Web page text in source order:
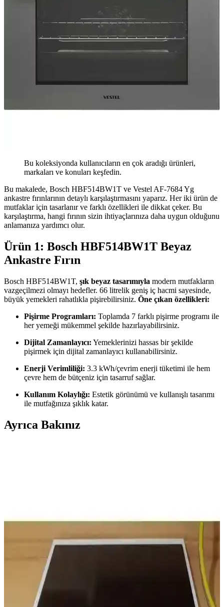
Bu koleksiyonda kullanıcıların en çok aradığı ürünleri,
markaları ve konuları keşfedin.
Bu makalede, Bosch HBF514BW1T ve Vestel AF-7684 Yg
ankastre fırınlarının detaylı karşılaştırmasını yaparız. Her iki ürün de
mutfaklar için tasarlanır ve farklı özellikleri ile dikkat çeker. Bu
karşılaştırma, hangi fırının sizin ihtiyaçlarınıza daha uygun olduğunu
anlamanıza yardımcı olur.
Ürün 1: Bosch HBF514BW1T Beyaz
Ankastre Fırın
Bosch HBF514BW1T, şık beyaz tasarımıyla modern mutfakların
vazgeçilmezi olmayı hedefler. 66 litrelik geniş iç hacmi sayesinde,
büyük yemekleri rahatlıkla pişirebilirsiniz. Öne çıkan özellikleri:
Pişirme Programları: Toplamda 7 farklı pişirme programı ile
her yemeği mükemmel şekilde hazırlayabilirsiniz.
Dijital Zamanlayıcı: Yemeklerinizi hassas bir şekilde
pişirmek için dijital zamanlayıcı kullanabilirsiniz.
Enerji Verimliliği: 3.3 kWh/çevrim enerji tüketimi ile hem
çevre hem de bütçeniz için tasarruf sağlar.
Kullanım Kolaylığı: Estetik görünümü ve kullanışlı tasarımı
ile mutfağınıza şıklık katar.
Ayrıca Bakınız
Kenz Life Ankastre Modülü Kabini İncelemesi:
Tasarım, Kullanım ve Montaj Detayları
Kenz Life ankastre kabini, şık tasarımı ve fonksiyonelliği ile
mutfaklara estetik katarken, montaj ve dayanıklılık konularında
dikkat edilmesi gereken noktaları içerir.
Mobben Ankastre Dolabı: Modern Tasarım ve
İşlevselliğin Birleşimi